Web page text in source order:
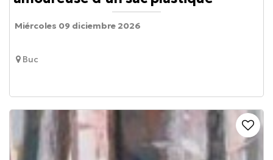
Buc
Miércoles 09 diciembre 2026